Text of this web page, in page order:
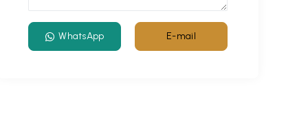
WhatsApp E-mail